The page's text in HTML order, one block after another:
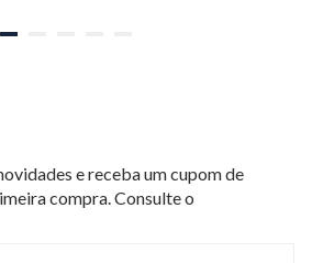
e receba um cupom de
compra. Consulte o